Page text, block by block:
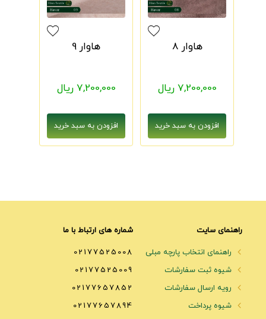
هاوار 8
7,200,000 ریال
هاوار 9
7,200,000 ریال
راهنمای سایت
راهنمای انتخاب پارچه مبلی
شیوه ثبت سفارشات
رویه ارسال سفارشات
شیوه پرداخت
شماره های ارتباط با ما
02177525008
02177525009
02177657852
02177657894